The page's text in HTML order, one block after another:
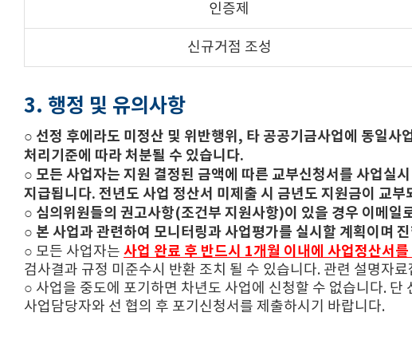
인증제
신규거점 조성
3. 행정 및 유의사항
○ 선정 후에라도 미정산 및 위반행위, 타 공공기금사업에 동일사
처리기준에 따라 처분될 수 있습니다.
○ 모든 사업자는 지원 결정된 금액에 따른 교부신청서를 사업실
지급됩니다. 전년도 사업 정산서 미제출 시 금년도 지원금이 교
○ 심의위원들의 권고사항(조건부 지원사항)이 있을 경우 이메
○ 본 사업과 관련하여 모니터링과 사업평가를 실시할 계획이며
○ 모든 사업자는 사업 완료 후 반드시 1개월 이내에 사업정산서를
검사결과 규정 미준수시 반환 조치 될 수 있습니다. 관련 설명자
○ 사업을 중도에 포기하면 차년도 사업에 신청할 수 없습니다.
사업담당자와 선 협의 후 포기신청서를 제출하시기 바랍니다.